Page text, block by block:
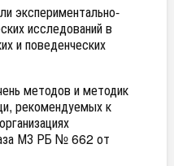
экспериментально-
исследований в
и поведенческих
методов и методик
рекомендуемых к
МЗ РБ № 662 от